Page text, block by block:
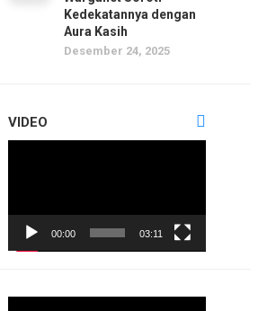
Kedekatannya dengan
Aura Kasih
Desember 24, 2025
VIDEO
00:00 03:11